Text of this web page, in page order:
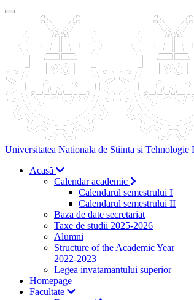
Universitatea Nationala de Stiinta si Tehnologie
Acasă
Calendar academic
Calendarul semestrului I
Calendarul semestrului II
Baza de date secretariat
Taxe de studii 2025-2026
Alumni
Structure of the Academic Year
2022-2023
Legea invatamantului superior
Homepage
Facultate